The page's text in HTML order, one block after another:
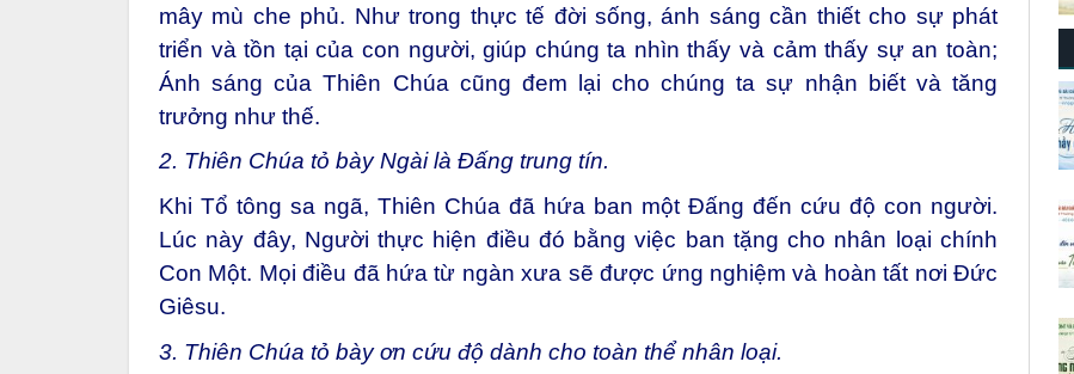
mây mù che phủ. Như trong thực tế đời sống, ánh sáng cần thiết cho sự phát
triển và tồn tại của con người, giúp chúng ta nhìn thấy và cảm thấy sự an toàn;
Ánh sáng của Thiên Chúa cũng đem lại cho chúng ta sự nhận biết và tăng
trưởng như thế.
2. Thiên Chúa tỏ bày Ngài là Đấng trung tín.
Khi Tổ tông sa ngã, Thiên Chúa đã hứa ban một Đấng đến cứu độ con người.
Lúc này đây, Người thực hiện điều đó bằng việc ban tặng cho nhân loại chính
Con Một. Mọi điều đã hứa từ ngàn xưa sẽ được ứng nghiệm và hoàn tất nơi Đức
Giêsu.
3. Thiên Chúa tỏ bày ơn cứu độ dành cho toàn thể nhân loại.